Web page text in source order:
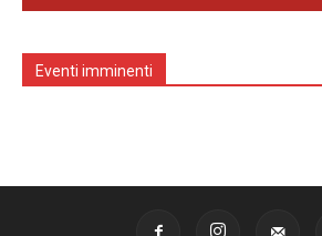
Eventi imminenti